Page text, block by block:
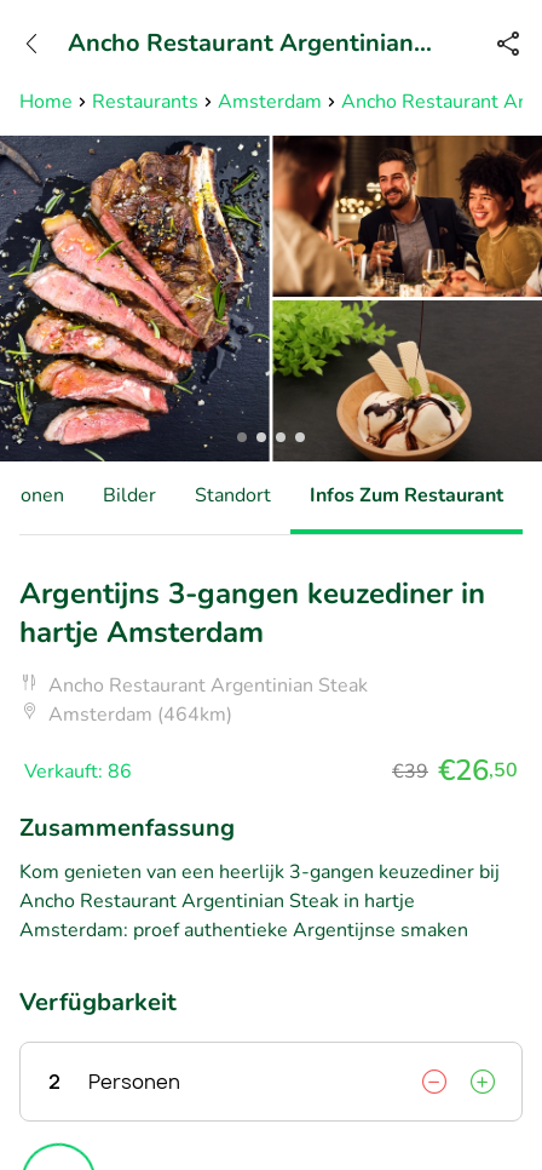
Erreichbar bis 23:00 Uhr (max
0,09€/Min)
Home Restaurants Amsterdam Ancho Restaurant
Ancho Restaurant Argentinian
Bilder Standort Infos Zum Restaurant
Argentijns 3-gangen keuzediner in
hartje Amsterdam
Ancho Restaurant Argentinian Steak
Amsterdam (464km)
Verkauft: 86 €39 €26,50
Zusammenfassung
Kom genieten van een heerlijk 3-gangen keuzediner bij
Ancho Restaurant Argentinian Steak in hartje
Amsterdam: proef authentieke Argentijnse smaken
Verfügbarkeit
2 Personen